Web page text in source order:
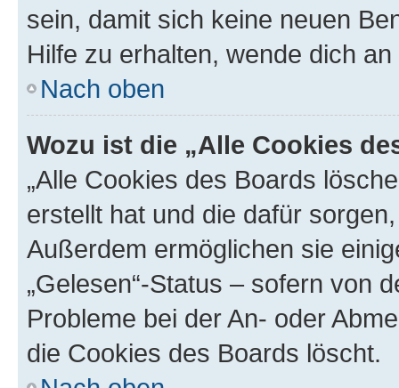
sein, damit sich keine neuen
Hilfe zu erhalten, wende dich
Nach oben
Wozu ist die „Alle Cookies
„Alle Cookies des Boards
erstellt hat und die dafür
Außerdem ermöglichen sie
„Gelesen“-Status – sofern von
Probleme bei der An- oder
die Cookies des Boards löscht.